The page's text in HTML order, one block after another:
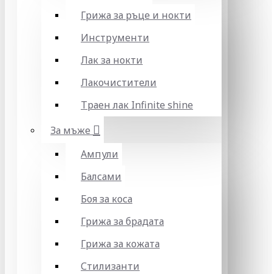
Грижа за ръце и нокти
Инструменти
Лак за нокти
Лакочистители
Траен лак Infinite shine
За мъже
Ампули
Балсами
Боя за коса
Грижа за брадата
Грижа за кожата
Стилизанти